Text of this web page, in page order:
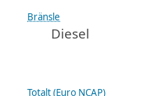
Bränsle
Diesel
Totalt (Euro NCAP)